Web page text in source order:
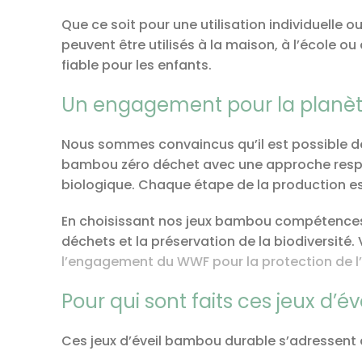
Que ce soit pour une utilisation individuelle
peuvent être utilisés à la maison, à l’école
fiable pour les enfants.
Un engagement pour la
Nous sommes convaincus qu’il est possible
bambou zéro déchet avec une approche
biologique. Chaque étape de la production
En choisissant nos jeux bambou
déchets et la préservation de la biodiversité.
l’engagement du WWF pour la protection de
Pour qui sont faits ces jeux
Ces jeux d’éveil bambou durable